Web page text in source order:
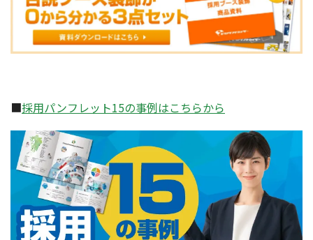
■採用パンフレット15の事例はこちらから